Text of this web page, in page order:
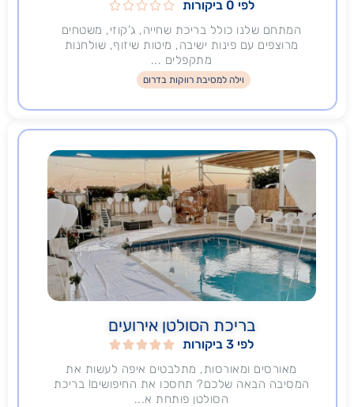
לפי 0 ביקורות 




המתחם שלנו כולל בריכת שחייה, ג’קוזי, משטחים
מרוצפים עם פינות ישיבה, מיטות שיזוף, שולחנות
מתקפלים ...
וילה למסיבת רווקות בדרום
בריכת הסולטן אירועים
לפי 3 ביקורות 




מאורסים ומאורסות, מתלבטים איפה לעשות את
המסיבה הבאה שלכם? תחסכו את החיפושים! בריכת
הסולטן פותחת א...